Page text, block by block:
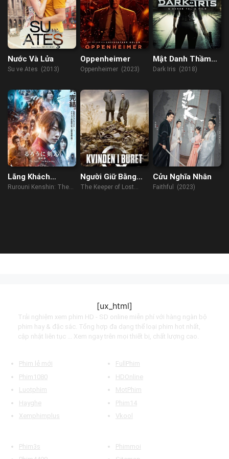
Nước Và Lửa
Su ve Ates (2013)
Oppenheimer
Oppenheimer (2023)
Mật Danh Thầm
Lặng
Dark Iris (2018)
Lãng Khách
Kenshin: Hồi Kết
Rurouni Kenshin: The
Người Giữ Bằng
Chứng
The Keeper of Lost
Cửu Nghĩa Nhân
Faithful (2023)